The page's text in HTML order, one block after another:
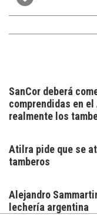
SanCor deberá
comprendidas en el
realmente los
Atilra pide que se
tamberos
Alejandro
lechería argentina